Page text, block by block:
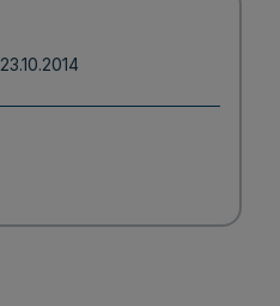
23.10.2014